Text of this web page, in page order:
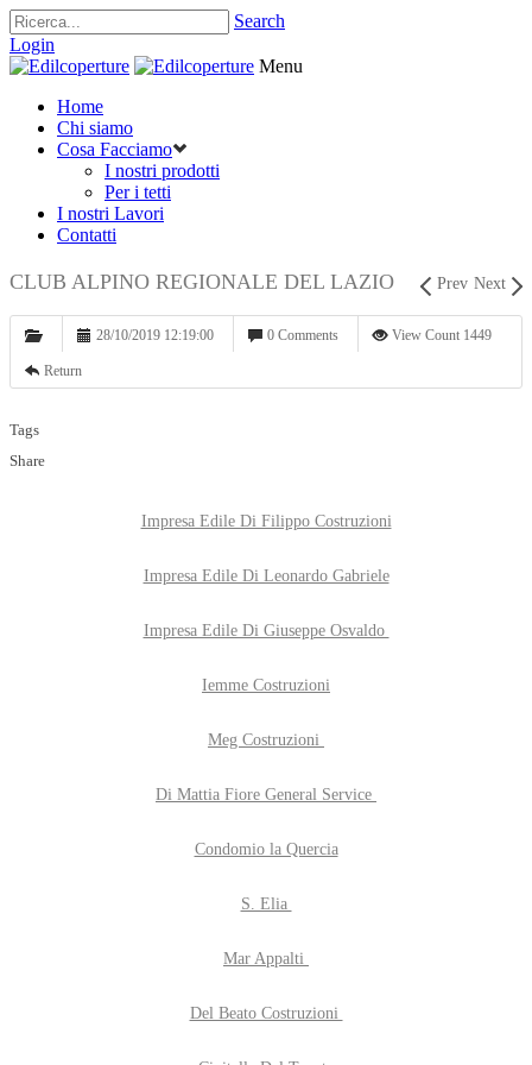
Search
Login
Menu
Home
Chi siamo
Cosa Facciamo
I nostri prodotti
Per i tetti
I nostri Lavori
Contatti
Prev Next
CLUB ALPINO REGIONALE DEL LAZIO
28/10/2019 12:19:00 0 Comments View Count 1449
Return
Tags
Share
Impresa Edile Di Filippo Costruzioni
Impresa Edile Di Leonardo Gabriele
Impresa Edile Di Giuseppe Osvaldo
Iemme Costruzioni
Meg Costruzioni
Di Mattia Fiore General Service
Condomio la Quercia
S. Elia
Mar Appalti
Del Beato Costruzioni